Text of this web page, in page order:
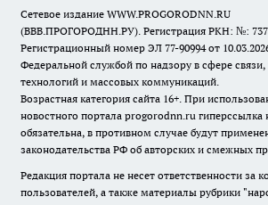
Сетевое издание WWW.PROGORODNN.RU
(ВВВ.ПРОГОРОДНН.РУ). Регистрация РКН: №:
Регистрационный номер ЭЛ 77-90994 от
Федеральной службой по надзору в сфере
технологий и массовых коммуникаций.
Возрастная категория сайта 16+. При
новостного портала progorodnn.ru гиперссылка
обязательна, в противном случае будут
законодательства РФ об авторских и смежных
Редакция портала не несет ответственности за
пользователей, а также материалы рубрики